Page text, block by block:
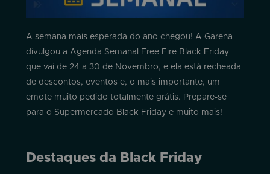
A semana mais esperada do ano chegou! A Garena
divulgou a Agenda Semanal Free Fire Black Friday
que vai de 24 a 30 de Novembro, e ela está recheada
de descontos, eventos e, o mais importante, um
emote muito pedido totalmente grátis. Prepare-se
para o Supermercado Black Friday e muito mais!
Destaques da Black Friday